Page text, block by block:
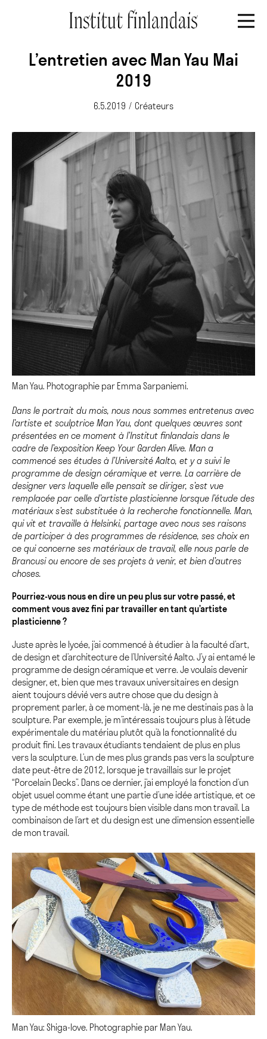
L’entretien avec Man Yau Mai
2019
6.5.2019 / Créateurs
Man Yau. Photographie par Emma Sarpaniemi.
Dans le portrait du mois, nous nous sommes entretenus avec
l’artiste et sculptrice Man Yau, dont quelques œuvres sont
présentées en ce moment à l’Institut finlandais dans le
cadre de l’exposition Keep Your Garden Alive. Man a
commencé ses études à l’Université Aalto, et y a suivi le
programme de design céramique et verre. La carrière de
designer vers laquelle elle pensait se diriger, s’est vue
remplacée par celle d’artiste plasticienne lorsque l’étude des
matériaux s’est substituée à la recherche fonctionnelle. Man,
qui vit et travaille à Helsinki, partage avec nous ses raisons
de participer à des programmes de résidence, ses choix en
ce qui concerne ses matériaux de travail, elle nous parle de
Brancusi ou encore de ses projets à venir, et bien d’autres
choses.
Pourriez-vous nous en dire un peu plus sur votre passé, et
comment vous avez fini par travailler en tant qu’artiste
plasticienne ?
Juste après le lycée, j’ai commencé à étudier à la faculté d’art,
de design et d’architecture de l’Université Aalto. J’y ai entamé le
programme de design céramique et verre. Je voulais devenir
designer, et, bien que mes travaux universitaires en design
aient toujours dévié vers autre chose que du design à
proprement parler, à ce moment-là, je ne me destinais pas à la
sculpture. Par exemple, je m’intéressais toujours plus à l’étude
expérimentale du matériau plutôt qu’à la fonctionnalité du
produit fini. Les travaux étudiants tendaient de plus en plus
vers la sculpture. L’un de mes plus grands pas vers la sculpture
date peut-être de 2012, lorsque je travaillais sur le projet
“Porcelain Decks”. Dans ce dernier, j’ai employé la fonction d’un
objet usuel comme étant une partie d’une idée artistique, et ce
type de méthode est toujours bien visible dans mon travail. La
combinaison de l’art et du design est une dimension essentielle
de mon travail.
Man Yau: Shiga-love. Photographie par Man Yau.